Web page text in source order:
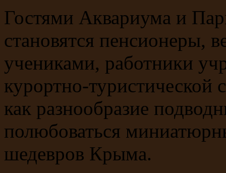
Гостями Аквариума и
становятся пенсионеры,
учениками, работники
курортно-туристической
как разнообразие
полюбоваться
шедевров Крыма.